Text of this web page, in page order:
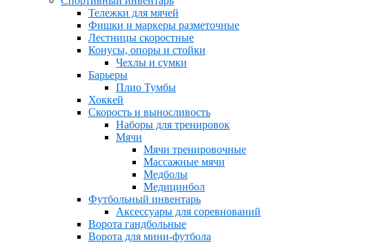
Тележки для мячей
Фишки и маркеры разметочные
Лестницы скоростные
Конусы, опоры и стойки
Чехлы и сумки
Барьеры
Плио Тумбы
Хоккей
Скорость и выносливость
Наборы для тренировок
Мячи
Мячи тренировочные
Массажные мячи
Медболы
Медицинбол
Футбольный инвентарь
Аксессуары для соревнований
Ворота гандбольные
Ворота для мини-футбола